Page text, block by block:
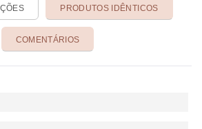
PRODUTOS IDÊNTICOS
COMENTÁRIOS